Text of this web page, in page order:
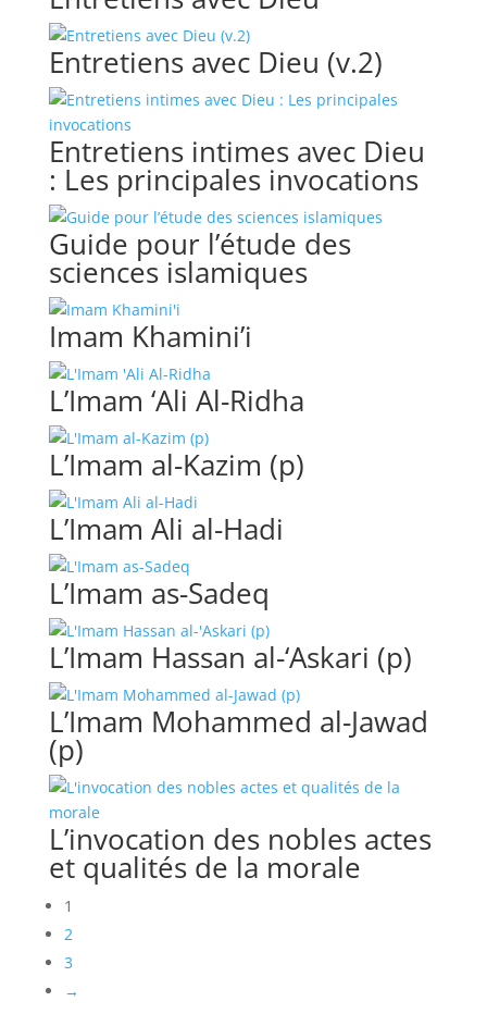
Entretiens avec Dieu (v.2)
Entretiens intimes avec Dieu
: Les principales invocations
Guide pour l’étude des
sciences islamiques
Imam Khamini’i
L’Imam ‘Ali Al-Ridha
L’Imam al-Kazim (p)
L’Imam Ali al-Hadi
L’Imam as-Sadeq
L’Imam Hassan al-‘Askari (p)
L’Imam Mohammed al-Jawad
(p)
L’invocation des nobles actes
et qualités de la morale
1
2
3
→